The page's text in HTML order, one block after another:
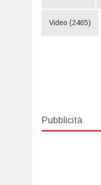
Video (2465)
Pubblicità